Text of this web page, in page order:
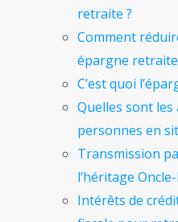
retraite ?
Comment
épargne retraite
C’est quoi
Quelles sont les
personnes en
Transmission
l’héritage
Intérêts de